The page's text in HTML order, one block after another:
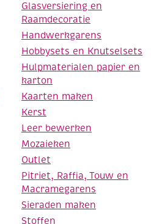
Glasversiering en
Raamdecoratie
Handwerkgarens
Hobbysets en Knutselsets
Hulpmaterialen papier en
karton
Kaarten maken
Kerst
Leer bewerken
Mozaieken
Outlet
Pitriet, Raffia, Touw en
Macramegarens
Sieraden maken
Stoffen